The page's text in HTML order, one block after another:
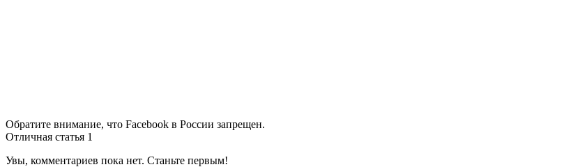
Обратите внимание, что Facebook в России запрещен.
Отличная статья 1
Увы, комментариев пока нет. Станьте первым!